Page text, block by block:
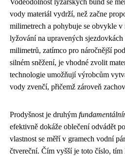
Voděodolnost lyžařských bund se
vody materiál vydrží, než začne
milimetrech a pohybuje se obvykle
lyžování na upravených
milimetrů, zatímco pro náročnější
silném sněžení, je vhodné zvolit
technologie umožňují výrobcům
vody zvenčí, přičemž zároveň
Prodyšnost je druhým
efektivně dokáže oblečení odvádět
vlastnost se měří v gramech vodní
čtvereční. Čím vyšší je toto číslo,